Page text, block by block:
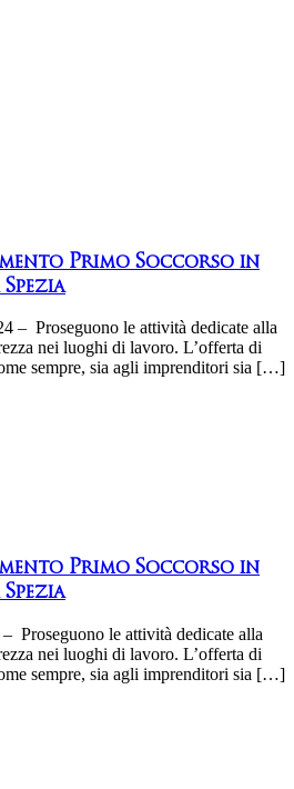
Primo Soccorso in
– Proseguono le attività dedicate alla
nei luoghi di lavoro. L’offerta di
sempre, sia agli imprenditori sia […]
Primo Soccorso in
Proseguono le attività dedicate alla
nei luoghi di lavoro. L’offerta di
sempre, sia agli imprenditori sia […]